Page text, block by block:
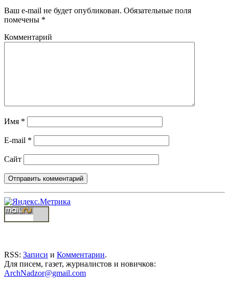
Ваш e-mail не будет опубликован. Обязательные поля
помечены *
Комментарий
Имя *
E-mail *
Сайт
RSS: Записи и Комментарии.
Для писем, газет, журналистов и новичков:
ArchNadzor@gmail.com